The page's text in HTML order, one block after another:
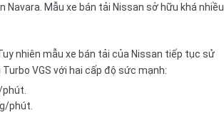
Navara. Mẫu xe bán tải Nissan sở hữu khá nhiều
nhiên mẫu xe bán tải của Nissan tiếp tục sử
VGS với hai cấp độ sức mạnh:
phút.